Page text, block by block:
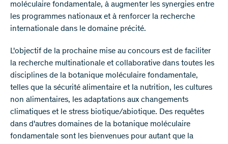
moléculaire fondamentale, à augmenter les synergies entre
les programmes nationaux et à renforcer la recherche
internationale dans le domaine précité.
L'objectif de la prochaine mise au concours est de faciliter
la recherche multinationale et collaborative dans toutes les
disciplines de la botanique moléculaire fondamentale,
telles que la sécurité alimentaire et la nutrition, les cultures
non alimentaires, les adaptations aux changements
climatiques et le stress biotique/abiotique. Des requêtes
dans d'autres domaines de la botanique moléculaire
fondamentale sont les bienvenues pour autant que la